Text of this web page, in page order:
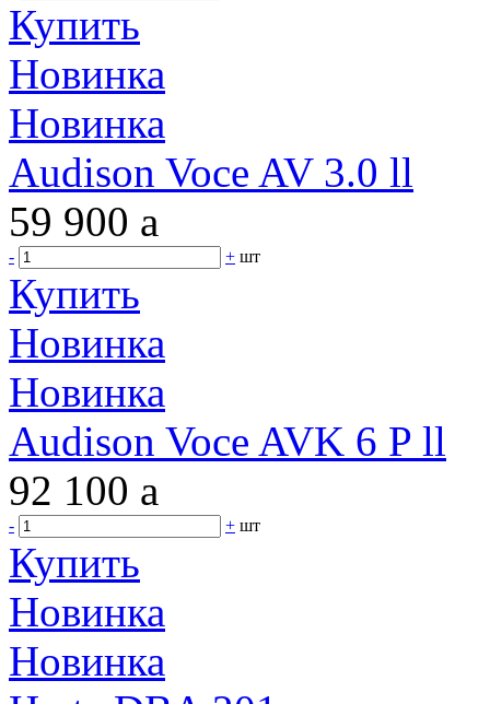
Купить
Новинка
Новинка
Audison Voce AV 3.0 ll
59 900 a
- + шт
Купить
Новинка
Новинка
Audison Voce AVK 6 P ll
92 100 a
- + шт
Купить
Новинка
Новинка